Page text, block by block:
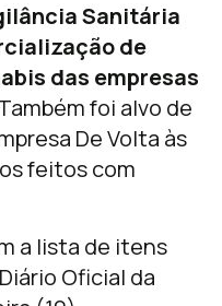
Sanitária
de
das empresas
foi alvo de
De Volta às
feitos com
a lista de itens
Oficial da